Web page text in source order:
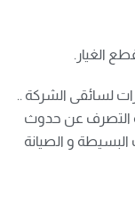
الغيار.
لسائقى الشركة ..
التصرف عن حدوث
البسيطة و الصيانة